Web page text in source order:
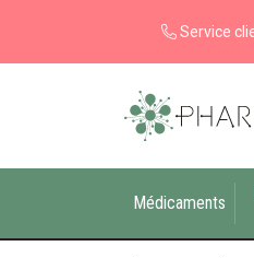
Service
Pharma&cie -
Médicaments